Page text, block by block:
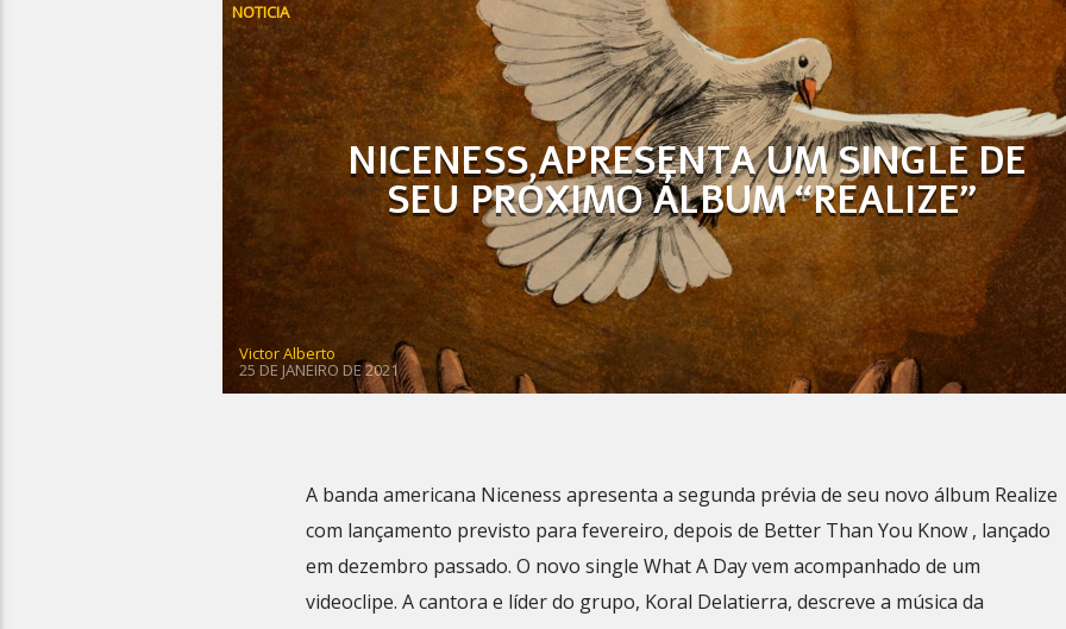
NOTICIA
NICENESS APRESENTA UM SINGLE DE
SEU PRÓXIMO ÁLBUM “REALIZE”
Victor Alberto
25 DE JANEIRO DE 2021
A banda americana Niceness apresenta a segunda prévia de seu novo álbum Realize
com lançamento previsto para fevereiro, depois de Better Than You Know , lançado
em dezembro passado. O novo single What A Day vem acompanhado de um
videoclipe. A cantora e líder do grupo, Koral Delatierra, descreve a música da